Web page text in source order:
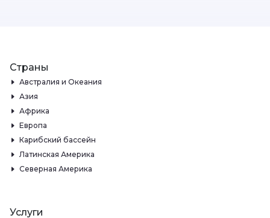
Страны
Австралия и Океания
Азия
Африка
Европа
Карибский бассейн
Латинская Америка
Северная Америка
Услуги